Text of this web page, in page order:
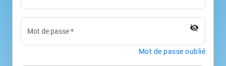
Mot de passe* visibility_off
Mot de passe oublié